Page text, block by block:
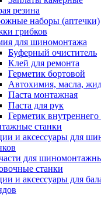
резина
наборы (аптечки)
грибков
для шиномонтажа
Буферный очиститель
Клей для ремонта
Герметик бортовой
Автохимия, масла,
Паста монтажная
Паста для рук
Герметик внутреннего
станки
и аксессуары для
для
станки
и аксессуары для